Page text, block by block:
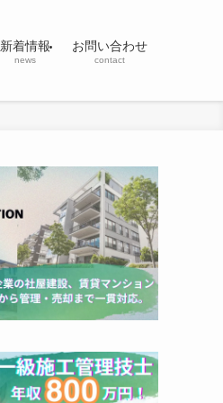
新着情報
news
お問い合わせ
contact